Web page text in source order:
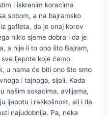
i iskrenim koracima
sobom, a na bajramsko
gafleta, da je onaj korov
niklo sjeme dobra i da je
a nije li to ono što Bajram,
ljepote koje ćemo
u nama će biti ono što smo
i tajnoga, sijali. Kada
našim sokacima, avlijama,
ljepotu i raskošnost, ali i da
najudobnija. Pa, neka